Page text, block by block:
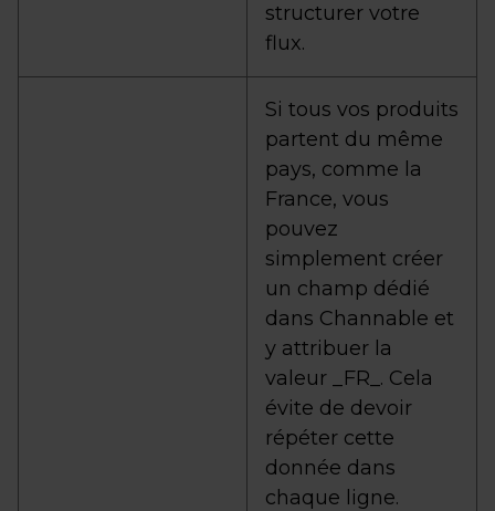
structurer votre
flux.
Si tous vos produits
partent du même
pays, comme la
France, vous
pouvez
simplement créer
un champ dédié
dans Channable et
y attribuer la
valeur _FR_. Cela
évite de devoir
répéter cette
donnée dans
chaque ligne.